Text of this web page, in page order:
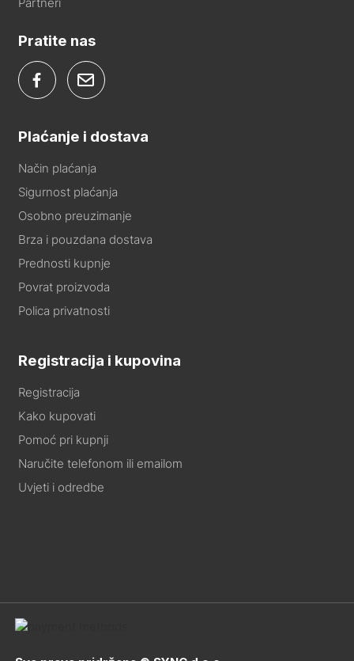
Pratite nas
Plaćanje i dostava
Način plaćanja
Sigurnost plaćanja
Osobno preuzimanje
Brza i pouzdana dostava
Prednosti kupnje
Povrat proizvoda
Polica privatnosti
Registracija i kupovina
Registracija
Kako kupovati
Pomoć pri kupnji
Naručite telefonom ili emailom
Uvjeti i odredbe